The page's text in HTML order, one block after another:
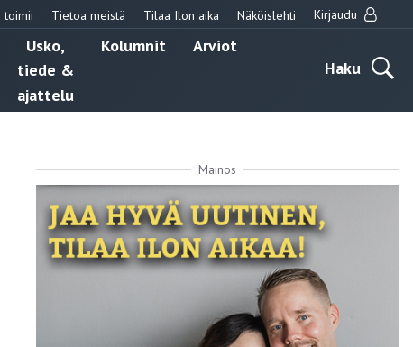
toimii Tietoa meistä Tilaa Ilon aika Näköislehti Kirjaudu
Usko,
tiede &
ajattelu
Kolumnit
Arviot
Haku
Mainos